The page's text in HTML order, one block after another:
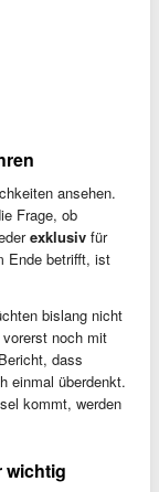
ansehen.
Frage, ob
exklusiv für
Ende betrifft, ist
bislang nicht
vorerst noch mit
dass
einmal überdenkt.
kommt, werden
wichtig